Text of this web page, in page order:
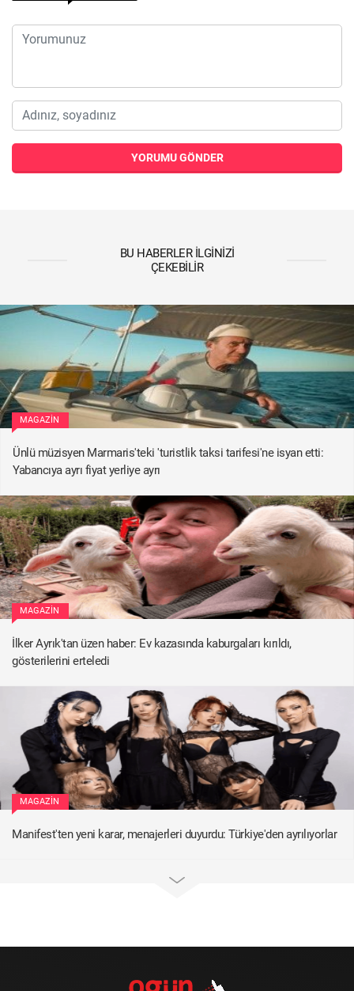
YORUMU GÖNDER
BU HABERLER İLGINIZI
ÇEKEBILIR
MAGAZIN
Ünlü müzisyen Marmaris'teki 'turistlik taksi tarifesi'ne isyan etti:
Yabancıya ayrı fiyat yerliye ayrı
MAGAZIN
İlker Ayrık'tan üzen haber: Ev kazasında kaburgaları kırıldı,
gösterilerini erteledi
MAGAZIN
Manifest'ten yeni karar, menajerleri duyurdu: Türkiye'den ayrılıyorlar